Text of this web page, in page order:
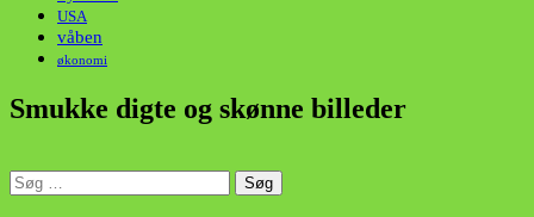
USA
våben
økonomi
Smukke digte og skønne billeder
Søg
efter: